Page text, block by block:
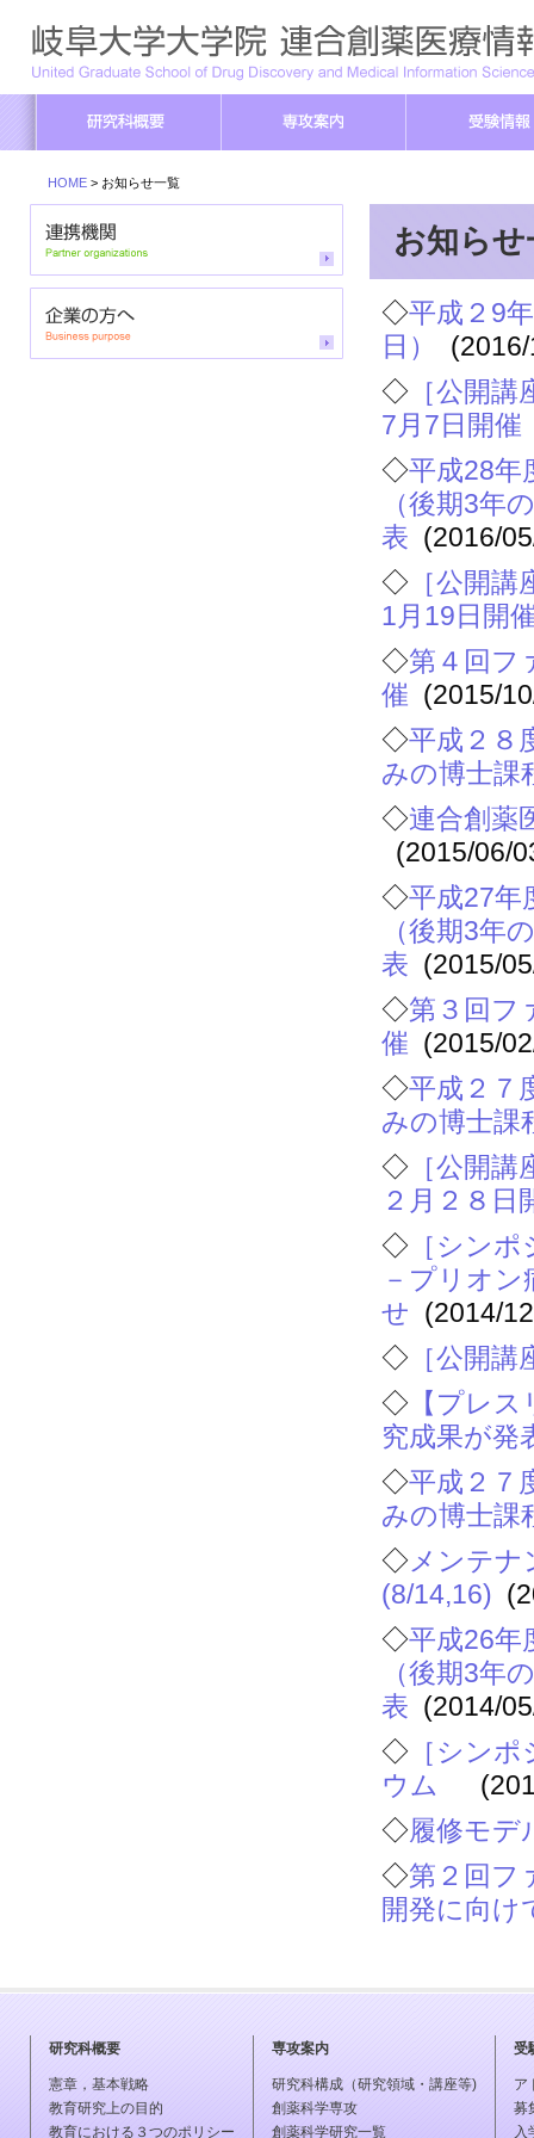
HOME > お知らせ一覧
お知らせ
◇平成２9
日）
◇ ［公開
7月7日開催
◇平成28年
（後期3年
表 (2016/
◇ ［公開
1月19日開
◇第４回フ
催 (2015/
◇平成２８
みの博士課
◇連合創
(2015/06/
◇平成27年
（後期3年
表 (2015/
◇第３回
催 (2015/
◇平成２７
みの博士課
◇ ［公開
２月２８日
◇ ［シン
－プリオ
せ (2014/
◇ ［公開
◇ 【プレ
究成果が発
◇平成２７
みの博士課
◇メンテナ
(8/14,16)
◇平成26年
（後期3年
表 (2014/
◇ ［シン
ウム
◇履修モデ
◇第２回フ
開発に向
研究科概要
憲章，基本戦略
教育研究上の目的
教育における３つのポリシー
専攻案内
研究科構成（研究領域・講座等)
創薬科学専攻
創薬科学研究一覧
受
ア
募
入